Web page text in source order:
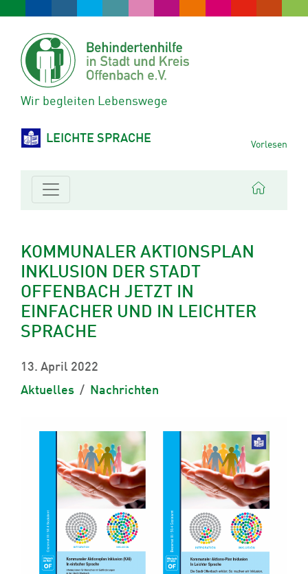
Wir begleiten Lebenswege
LEICHTE SPRACHE Vorlesen
KOMMUNALER AKTIONSPLAN
INKLUSION DER STADT
OFFENBACH JETZT IN
EINFACHER UND IN LEICHTER
SPRACHE
13. April 2022
Aktuelles
Nachrichten